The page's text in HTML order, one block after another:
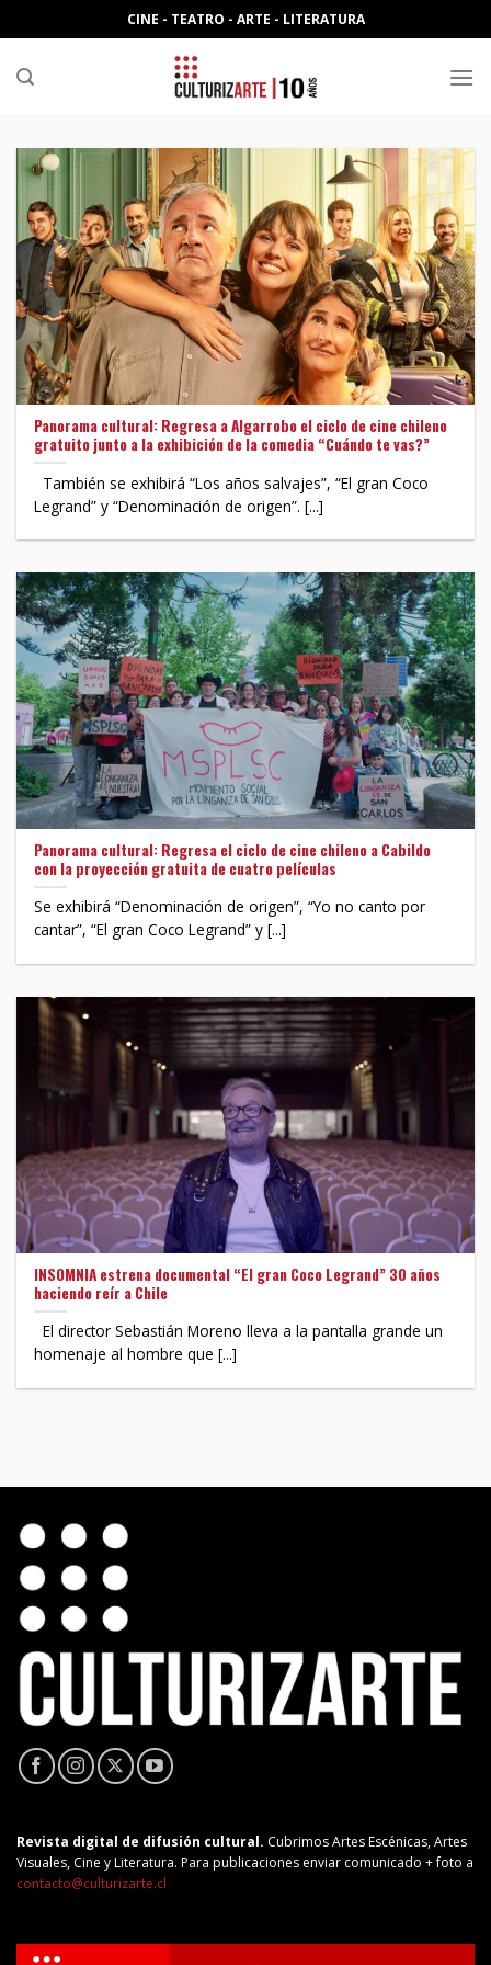
to
content
CINE - TEATRO - ARTE - LITERATURA
Panorama cultural: Regresa a Algarrobo el ciclo de cine chileno
gratuito junto a la exhibición de la comedia “Cuándo te vas?”
También se exhibirá “Los años salvajes”, “El gran Coco
Legrand” y “Denominación de origen”. [...]
Panorama cultural: Regresa el ciclo de cine chileno a Cabildo
con la proyección gratuita de cuatro películas
Se exhibirá “Denominación de origen”, “Yo no canto por
cantar”, “El gran Coco Legrand” y [...]
INSOMNIA estrena documental “El gran Coco Legrand” 30 años
haciendo reír a Chile
El director Sebastián Moreno lleva a la pantalla grande un
homenaje al hombre que [...]
Revista digital de difusión cultural. Cubrimos Artes Escénicas, Artes
Visuales, Cine y Literatura. Para publicaciones enviar comunicado + foto a
contacto@culturizarte.cl